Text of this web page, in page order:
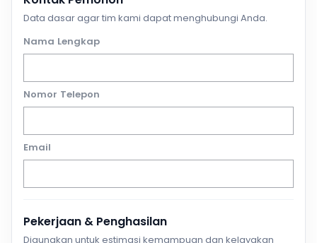
Data dasar agar tim kami dapat menghubungi Anda.
Nama Lengkap
Nomor Telepon
Email
Pekerjaan & Penghasilan
Digunakan untuk estimasi kemampuan dan kelayakan